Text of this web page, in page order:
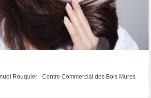
Rouquier - Centre Commercial des Bois Mures